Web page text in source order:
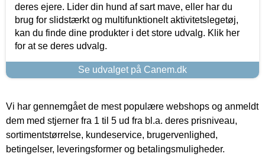
deres ejere. Lider din hund af sart mave, eller har du
brug for slidstærkt og multifunktionelt aktivitetslegetøj,
kan du finde dine produkter i det store udvalg. Klik her
for at se deres udvalg.
Se udvalget på Canem.dk
Vi har gennemgået de mest populære webshops og anmeldt
dem med stjerner fra 1 til 5 ud fra bl.a. deres prisniveau,
sortimentstørrelse, kundeservice, brugervenlighed,
betingelser, leveringsformer og betalingsmuligheder.